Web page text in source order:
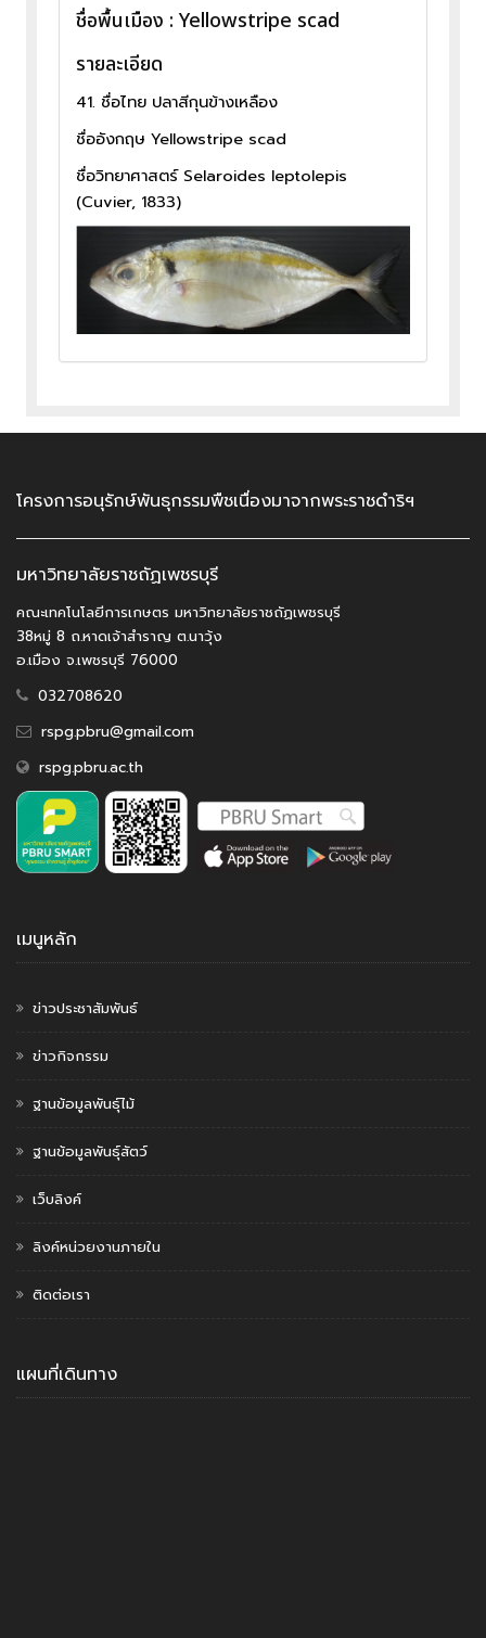
ชื่อพื้นเมือง : Yellowstripe scad
รายละเอียด
41. ชื่อไทย ปลาสีกุนข้างเหลือง
ชื่ออังกฤษ Yellowstripe scad
ชื่อวิทยาศาสตร์ Selaroides leptolepis
(Cuvier, 1833)
โครงการอนุรักษ์พันธุกรรมพืชเนื่องมาจากพระราชดำริฯ
มหาวิทยาลัยราชถัฏเพชรบุรี
คณะเทคโนโลยีการเกษตร มหาวิทยาลัยราชถัฏเพชรบุรี
38หมู่ 8 ถ.หาดเจ้าสำราญ ต.นาวุ้ง
อ.เมือง จ.เพชรบุรี 76000
032708620
rspg.pbru@gmail.com
rspg.pbru.ac.th
เมนูหลัก
ข่าวประชาสัมพันธ์
ข่าวกิจกรรม
ฐานข้อมูลพันธุ์ไม้
ฐานข้อมูลพันธุ์สัตว์
เว็บลิงค์
ลิงค์หน่วยงานภายใน
ติดต่อเรา
แผนที่เดินทาง